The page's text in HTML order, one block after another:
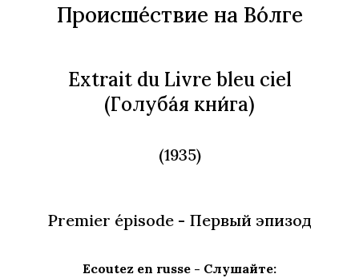
Происше́ствие на Во́лге
Extrait du Livre bleu ciel
(Голуба́я кни́га)
(1935)
Premier épisode - Первый эпизод
Ecoutez en russe - Слушайте: